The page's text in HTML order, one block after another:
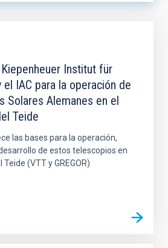
Institut für
el IAC para la operación de
Solares Alemanes en el
Teide
las bases para la operación,
de estos telescopios en
(VTT y GREGOR)